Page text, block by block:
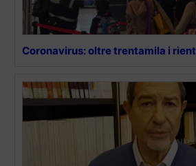
Coronavirus: oltre trentamila i